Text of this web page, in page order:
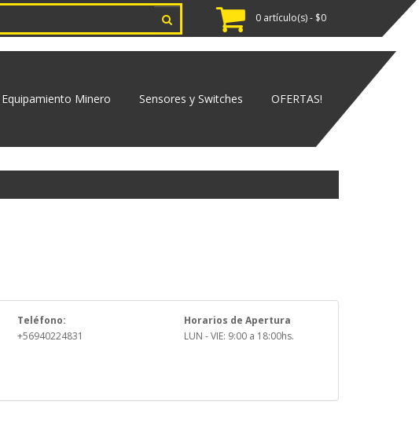
0 artículo(s) - $0
Equipamiento Minero Sensores y Switches OFERTAS!
Teléfono:
+56940224831
Horarios de Apertura
LUN - VIE: 9:00 a 18:00hs.